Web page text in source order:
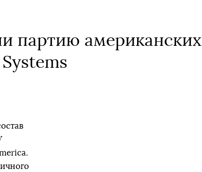
партию американских